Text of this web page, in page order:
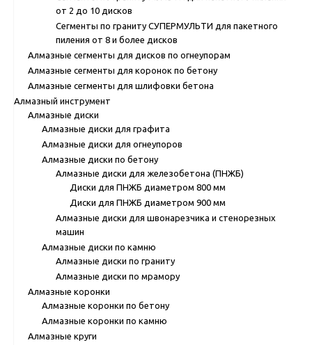
от 2 до 10 дисков
Сегменты по граниту СУПЕРМУЛЬТИ для пакетного
пиления от 8 и более дисков
Алмазные сегменты для дисков по огнеупорам
Алмазные сегменты для коронок по бетону
Алмазные сегменты для шлифовки бетона
Алмазный инструмент
Алмазные диски
Алмазные диски для графита
Алмазные диски для огнеупоров
Алмазные диски по бетону
Алмазные диски для железобетона (ПНЖБ)
Диски для ПНЖБ диаметром 800 мм
Диски для ПНЖБ диаметром 900 мм
Алмазные диски для швонарезчика и стенорезных
машин
Алмазные диски по камню
Алмазные диски по граниту
Алмазные диски по мрамору
Алмазные коронки
Алмазные коронки по бетону
Алмазные коронки по камню
Алмазные круги